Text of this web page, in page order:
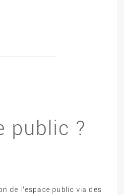
public ?
de l’espace public via des